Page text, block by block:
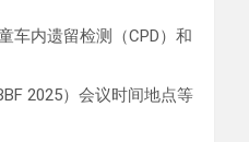
车内遗留检测（CPD）和
2025）会议时间地点等